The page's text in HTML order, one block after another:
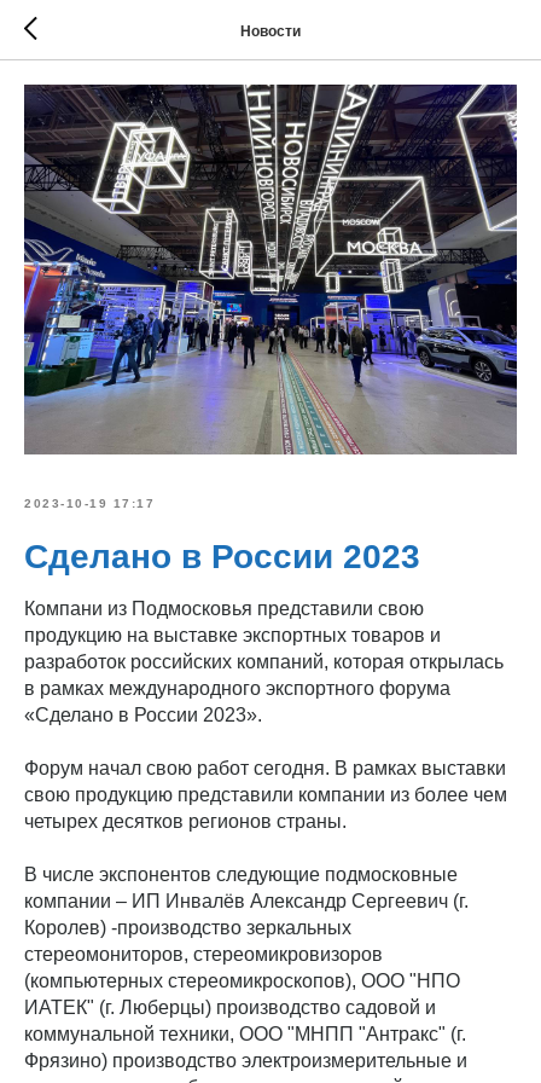
Новости
2023-10-19 17:17
Сделано в России 2023
Компани из Подмосковья представили свою
продукцию на выставке экспортных товаров и
разработок российских компаний, которая открылась
в рамках международного экспортного форума
«Сделано в России 2023».
Форум начал свою работ сегодня. В рамках выставки
свою продукцию представили компании из более чем
четырех десятков регионов страны.
В числе экспонентов следующие подмосковные
компании – ИП Инвалёв Александр Сергеевич (г.
Королев) -производство зеркальных
стереомониторов, стереомикровизоров
(компьютерных стереомикроскопов), ООО "НПО
ИАТЕК" (г. Люберцы) производство садовой и
коммунальной техники, ООО "МНПП "Антракс" (г.
Фрязино) производство электроизмерительные и